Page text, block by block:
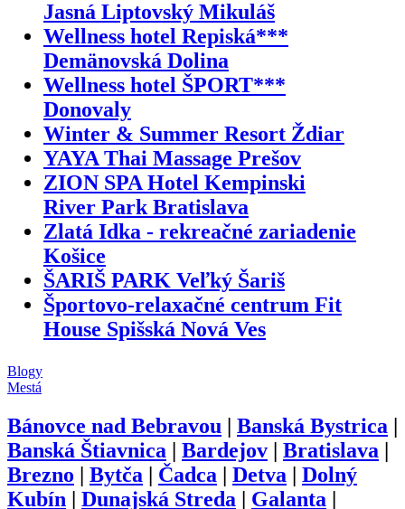
Jasná Liptovský Mikuláš
Wellness hotel Repiská***
Demänovská Dolina
Wellness hotel ŠPORT***
Donovaly
Winter & Summer Resort Ždiar
YAYA Thai Massage Prešov
ZION SPA Hotel Kempinski
River Park Bratislava
Zlatá Idka - rekreačné zariadenie
Košice
ŠARIŠ PARK Veľký Šariš
Športovo-relaxačné centrum Fit
House Spišská Nová Ves
Blogy
Mestá
Bánovce nad Bebravou | Banská Bystrica |
Banská Štiavnica | Bardejov | Bratislava |
Brezno | Bytča | Čadca | Detva | Dolný
Kubín | Dunajská Streda | Galanta |